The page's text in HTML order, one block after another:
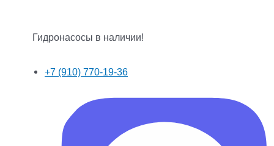
Гидронасосы в наличии!
+7 (910) 770-19-36